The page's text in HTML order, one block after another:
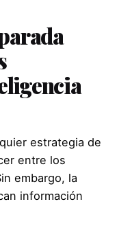
estrategia de
entre los
embargo, la
información